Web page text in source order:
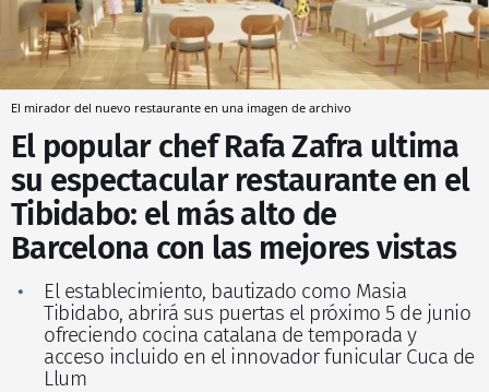
El mirador del nuevo restaurante en una imagen de archivo
El popular chef Rafa Zafra ultima
su espectacular restaurante en el
Tibidabo: el más alto de
Barcelona con las mejores vistas
El establecimiento, bautizado como Masia
Tibidabo, abrirá sus puertas el próximo 5 de junio
ofreciendo cocina catalana de temporada y
acceso incluido en el innovador funicular Cuca de
Llum